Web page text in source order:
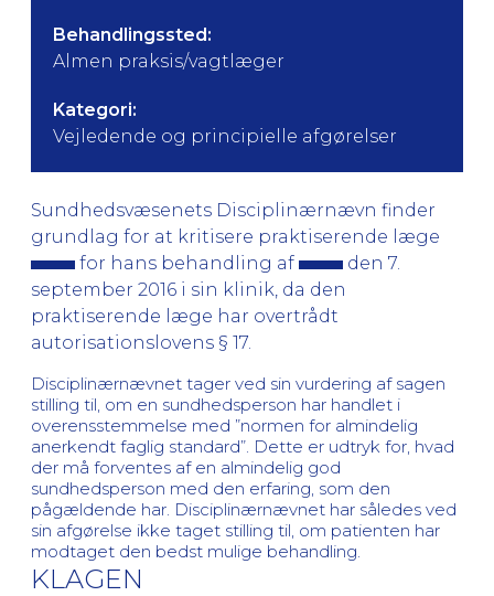
Behandlingssted:
Almen praksis/vagtlæger
Kategori:
Vejledende og principielle afgørelser
Sundhedsvæsenets Disciplinærnævn finder
grundlag for at kritisere praktiserende læge
for hans behandling af
den 7.
september 2016 i sin klinik, da den
praktiserende læge har overtrådt
autorisationslovens § 17.
Disciplinærnævnet tager ved sin vurdering af sagen
stilling til, om en sundhedsperson har handlet i
overensstemmelse med ”normen for almindelig
anerkendt faglig standard”. Dette er udtryk for, hvad
der må forventes af en almindelig god
sundhedsperson med den erfaring, som den
pågældende har. Disciplinærnævnet har således ved
sin afgørelse ikke taget stilling til, om patienten har
modtaget den bedst mulige behandling.
KLAGEN